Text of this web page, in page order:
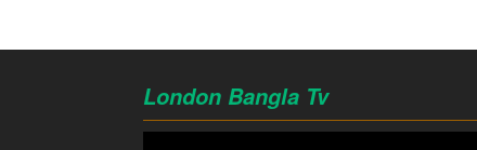
London Bangla Tv